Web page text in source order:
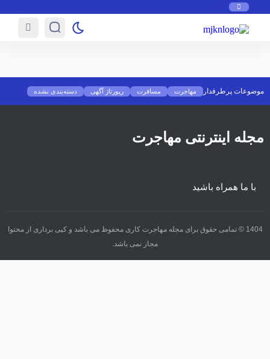
موضوعات پرطرفدار مهاجرت مسافرت رپورتاژ آگهی دسته‌بندی نشده
مجله اینترنتی مهاجرت
با ما همراه باشید
1404 © تمامی حقوق برای مجله مهاجرت کاری محفوظ می باشد و کپی برداری از محتوا
مجاز نمی باشد.